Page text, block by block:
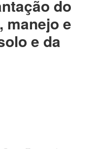
do
manejo e
e da